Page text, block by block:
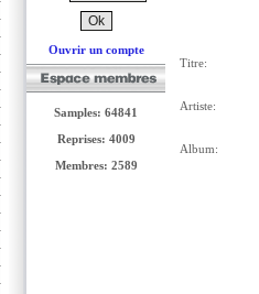
Ouvrir un compte
Samples: 64841
Reprises: 4009
Membres: 2589
Titre:
Artiste:
Album: